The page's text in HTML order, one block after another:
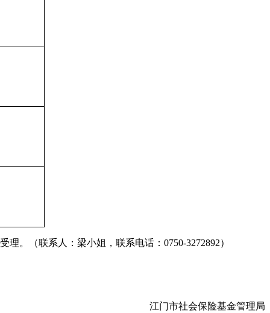
。（联系人：梁小姐，联系电话：0750-3272892）
江门市社会保险基金管理局